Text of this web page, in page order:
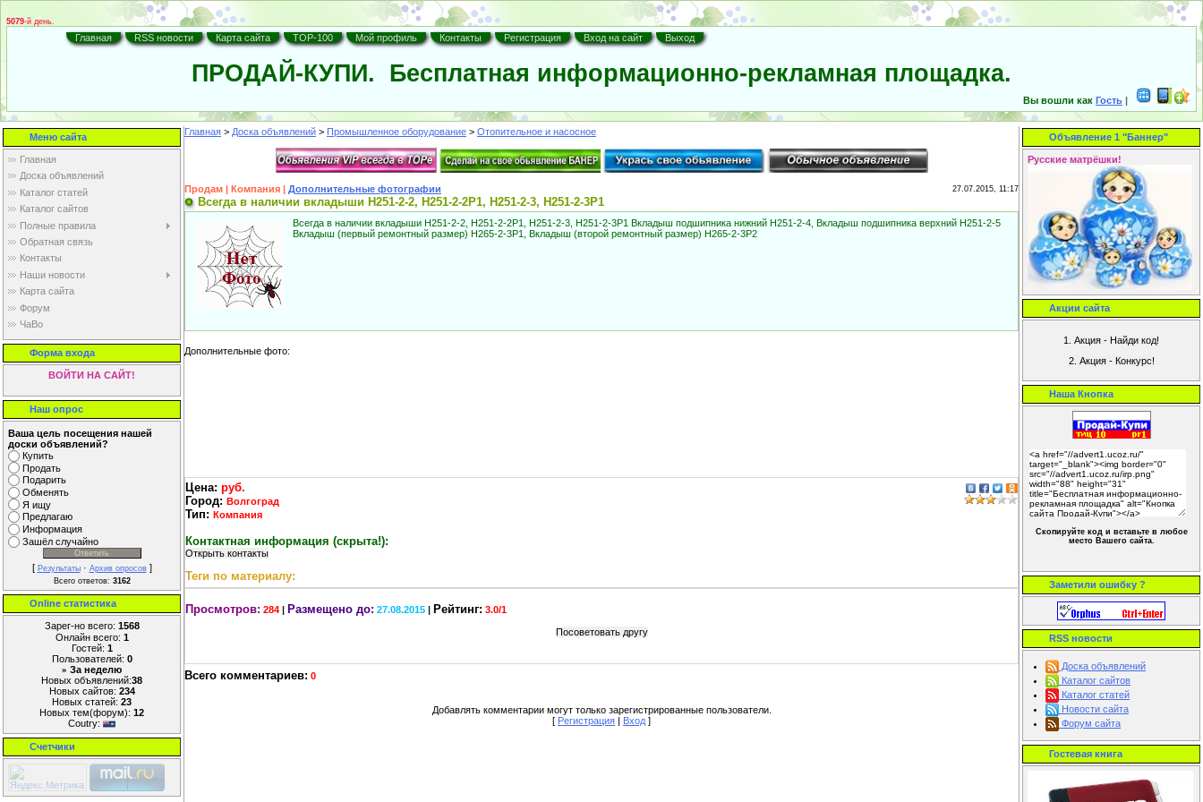
5079-й день.
Главная RSS новости Карта сайта TOP-100 Мой профиль Контакты Регистрация Вход на сайт Выход
ПРОДАЙ-КУПИ. Бесплатная информационно-рекламная площадка.
Вы вошли как Гость |
Меню сайта
Главная
Доска объявлений
Каталог статей
Каталог сайтов
Полные правила
Обратная связь
Контакты
Наши новости
Карта cайта
Форум
ЧаВо
Форма входа
ВОЙТИ НА САЙТ!
Наш опрос
Ваша цель посещения нашей
доски объявлений?
Купить
Продать
Подарить
Обменять
Я ищу
Предлагаю
Информация
Зашёл случайно
[ Результаты· Архив опросов]
Всего ответов: 3162
Online cтатистика
Зарег-но всего: 1568
Онлайн всего: 1
Гостей: 1
Пользователей: 0
» За неделю
Новых объявлений:38
Новых сайтов: 234
Новых статей: 23
Новых тем(форум): 12
Coutry:
Счетчики
Главная > Доска объявлений > Промышленное оборудование > Отопительное и насосное
Продам | Компания | Дополнительные фотографии 27.07.2015, 11:17
Всегда в наличии вкладыши Н251-2-2, Н251-2-2Р1, Н251-2-3, Н251-2-3Р1
Всегда в наличии вкладыши Н251-2-2, Н251-2-2Р1, Н251-2-3, Н251-2-3Р1 Вкладыш подшипника нижний Н251-2-4, Вкладыш подшипника верхний Н251-2-5
Вкладыш (первый ремонтный размер) Н265-2-3Р1, Вкладыш (второй ремонтный размер) Н265-2-3Р2
Дополнительные фото:
Цена: руб.
Город: Волгоград
Тип: Компания
Контактная информация (скрыта!):
Теги по материалу:
Просмотров: 284 | Размещено до: 27.08.2015 | Рейтинг: 3.0/1
Всего комментариев: 0
Добавлять комментарии могут только зарегистрированные пользователи.
[ Регистрация | Вход ]
Объявление 1 "Баннер"
Русские матрёшки!
Акции сайта
Наша Кнопка
Скопируйте код и вставьте в любое
место Вашего сайта.
Заметили ошибку ?
RSS новости
Доска объявлений
Каталог сайтов
Каталог статей
Новости сайта
Форум сайта
Гостевая книга